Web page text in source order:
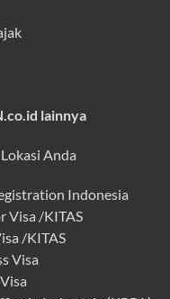
lainnya
Anda
Indonesia
Visa /KITAS
/KITAS
Visa